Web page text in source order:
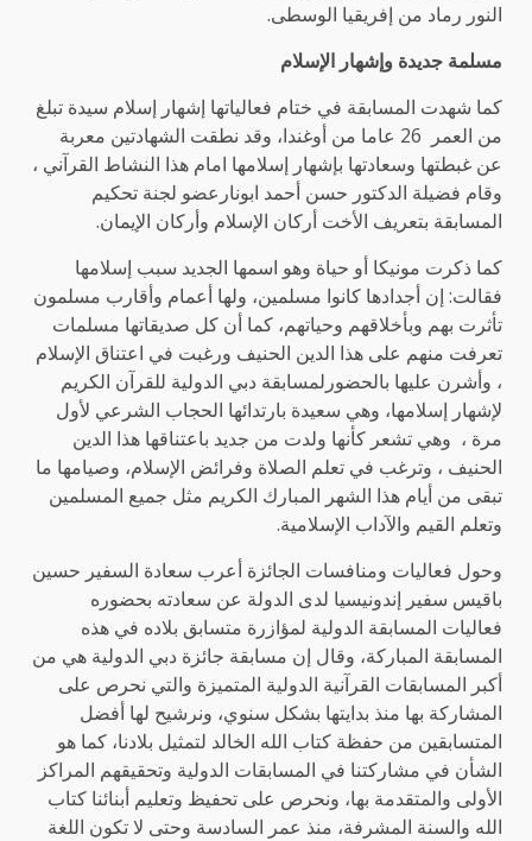
النور رماد من إفريقيا الوسطى.
مسلمة جديدة وإشهار الإسلام
كما شهدت المسابقة في ختام فعالياتها إشهار إسلام سيدة تبلغ
من العمر 26 عاما من أوغندا، وقد نطقت الشهادتين معربة
عن غبطتها وسعادتها بإشهار إسلامها امام هذا النشاط القرآني ،
وقام فضيلة الدكتور حسن أحمد ابونارعضو لجنة تحكيم
المسابقة بتعريف الأخت أركان الإسلام وأركان الإيمان.
كما ذكرت مونيكا أو حياة وهو اسمها الجديد سبب إسلامها
فقالت: إن أجدادها كانوا مسلمين، ولها أعمام وأقارب مسلمون
تأثرت بهم وبأخلاقهم وحياتهم، كما أن كل صديقاتها مسلمات
تعرفت منهم على هذا الدين الحنيف ورغبت في اعتناق الإسلام
، وأشرن عليها بالحضورلمسابقة دبي الدولية للقرآن الكريم
لإشهار إسلامها، وهي سعيدة بارتدائها الحجاب الشرعي لأول
مرة ، وهي تشعر كأنها ولدت من جديد باعتناقها هذا الدين
الحنيف ، وترغب في تعلم الصلاة وفرائض الإسلام، وصيامها ما
تبقى من أيام هذا الشهر المبارك الكريم مثل جميع المسلمين
وتعلم القيم والآداب الإسلامية.
وحول فعاليات ومنافسات الجائزة أعرب سعادة السفير حسين
باقيس سفير إندونيسيا لدى الدولة عن سعادته بحضوره
فعاليات المسابقة الدولية لمؤازرة متسابق بلاده في هذه
المسابقة المباركة، وقال إن مسابقة جائزة دبي الدولية هي من
أكبر المسابقات القرآنية الدولية المتميزة والتي نحرص على
المشاركة بها منذ بدايتها بشكل سنوي، ونرشيح لها أفضل
المتسابقين من حفظة كتاب الله الخالد لتمثيل بلادنا، كما هو
الشأن في مشاركتنا في المسابقات الدولية وتحقيقهم المراكز
الأولى والمتقدمة بها، ونحرص على تحفيظ وتعليم أبنائنا كتاب
الله والسنة المشرفة، منذ عمر السادسة وحتى لا تكون اللغة